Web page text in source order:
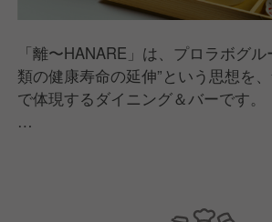
「離〜HANARE」は、プロラボグ
類の健康寿命の延伸”という思想を
で体現するダイニング＆バーです。
という街において、ひととき心身